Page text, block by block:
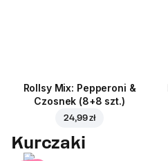
Rollsy Mix: Pepperoni &
Czosnek (8+8 szt.)
24,99 zł
Kurczaki